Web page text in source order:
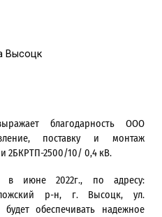
Высоцк
благодарность ООО
поставку и монтаж
2БКРТП-2500/10/ 0,4 кВ.
в июне 2022г., по адресу:
р-н, г. Высоцк, ул.
обеспечивать надежное